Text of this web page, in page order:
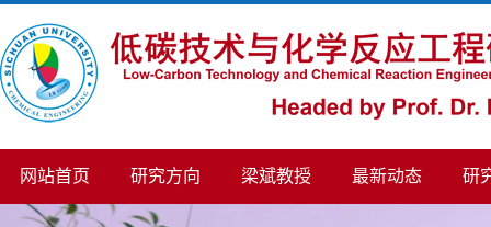
网站首页 研究方向 梁斌教授 最新动态 研